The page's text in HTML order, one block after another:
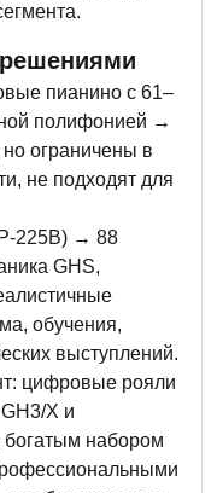
пианино с 61–
полифонией →
ограничены в
не подходят для
225B) → 88
GHS,
обучения,
выступлений.
цифровые рояли
X и
набором